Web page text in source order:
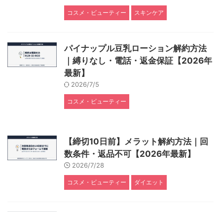
コスメ・ビューティー スキンケア
パイナップル豆乳ローション解約方法
｜縛りなし・電話・返金保証【2026年
最新】
2026/7/5
コスメ・ビューティー
【締切10日前】メラット解約方法｜回
数条件・返品不可【2026年最新】
2026/7/28
コスメ・ビューティー ダイエット